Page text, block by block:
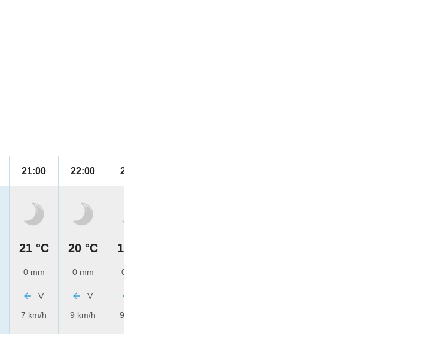
21:00
21 °C
0 mm
V
7 km/h
22:00
20 °C
0 mm
V
9 km/h
23:00
19 °C
0 mm
9 km/h